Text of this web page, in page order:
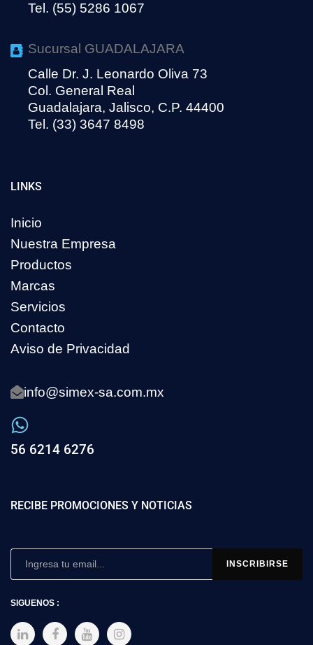
Tel. (55) 5286 1067
Sucursal GUADALAJARA
Calle Dr. J. Leonardo Oliva 73
Col. General Real
Guadalajara, Jalisco, C.P. 44400
Tel. (33) 3647 8498
LINKS
Inicio
Nuestra Empresa
Productos
Marcas
Servicios
Contacto
Aviso de Privacidad
info@simex-sa.com.mx
56 6214 6276
RECIBE PROMOCIONES Y NOTICIAS
SIGUENOS :